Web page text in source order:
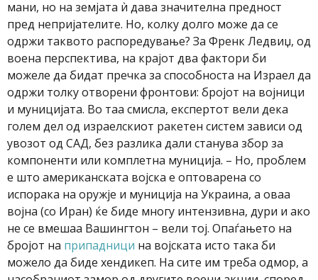
мани, но на земјата ѝ дава значителна предност
пред непријателите. Но, колку долго може да се
одржи таквото распоредување? За Френк Ледвиџ, од
воена перспектива, на крајот два фактори би
можеле да бидат пречка за способноста на Израел да
одржи толку отворени фронтови: бројот на војници
и муницијата. Во таа смисла, експертот вели дека
голем дел од израелскиот ракетен систем зависи од
увозот од САД, без разлика дали станува збор за
компоненти или комплетна муниција. – Но, проблем
е што американската војска е оптоварена со
испорака на оружје и муниција на Украина, а оваа
војна (со Иран) ќе биде многу интензивна, дури и ако
не се вмешаа Вашингтон – вели тој. Опаѓањето на
бројот на припадници на војската исто така би
можело да биде хендикеп. На сите им треба одмор, а